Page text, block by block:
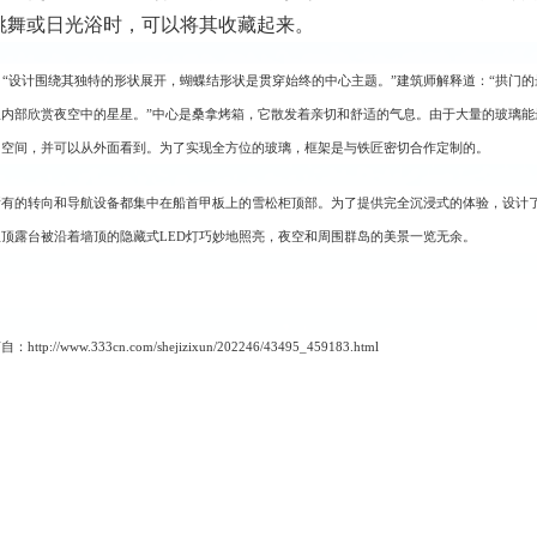
舞或日光浴时，可以将其收藏起来。
计围绕其独特的形状展开，蝴蝶结形状是贯穿始终的中心主题。”建筑师解释道：“拱门
部欣赏夜空中的星星。”中心是桑拿烤箱，它散发着亲切和舒适的气息。由于大量的玻璃
间，并可以从外面看到。为了实现全方位的玻璃，框架是与铁匠密切合作定制的。
的转向和导航设备都集中在船首甲板上的雪松柜顶部。为了提供完全沉浸式的体验，设
露台被沿着墙顶的隐藏式LED灯巧妙地照亮，夜空和周围群岛的美景一览无余。
：http://www.333cn.com/shejizixun/202246/43495_459183.html